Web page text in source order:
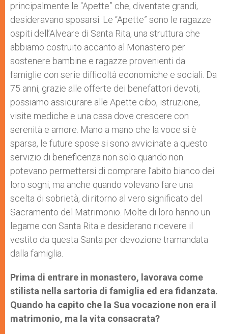
principalmente le “Apette” che, diventate grandi,
desideravano sposarsi. Le “Apette” sono le ragazze
ospiti dell’Alveare di Santa Rita, una struttura che
abbiamo costruito accanto al Monastero per
sostenere bambine e ragazze provenienti da
famiglie con serie difficoltà economiche e sociali. Da
75 anni, grazie alle offerte dei benefattori devoti,
possiamo assicurare alle Apette cibo, istruzione,
visite mediche e una casa dove crescere con
serenità e amore. Mano a mano che la voce si è
sparsa, le future spose si sono avvicinate a questo
servizio di beneficenza non solo quando non
potevano permettersi di comprare l’abito bianco dei
loro sogni, ma anche quando volevano fare una
scelta di sobrietà, di ritorno al vero significato del
Sacramento del Matrimonio. Molte di loro hanno un
legame con Santa Rita e desiderano ricevere il
vestito da questa Santa per devozione tramandata
dalla famiglia.
Prima di entrare in monastero, lavorava come
stilista nella sartoria di famiglia ed era fidanzata.
Quando ha capito che la Sua vocazione non era il
matrimonio, ma la vita consacrata?